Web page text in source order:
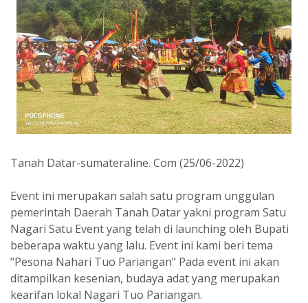
Tanah Datar-sumateraline. Com (25/06-2022)
Event ini merupakan salah satu program unggulan
pemerintah Daerah Tanah Datar yakni program Satu
Nagari Satu Event yang telah di launching oleh Bupati
beberapa waktu yang lalu. Event ini kami beri tema
"Pesona Nahari Tuo Pariangan" Pada event ini akan
ditampilkan kesenian, budaya adat yang merupakan
kearifan lokal Nagari Tuo Pariangan.